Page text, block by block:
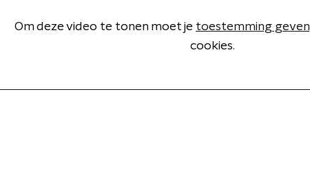
Om deze video te tonen moet je toestemming geven
cookies.